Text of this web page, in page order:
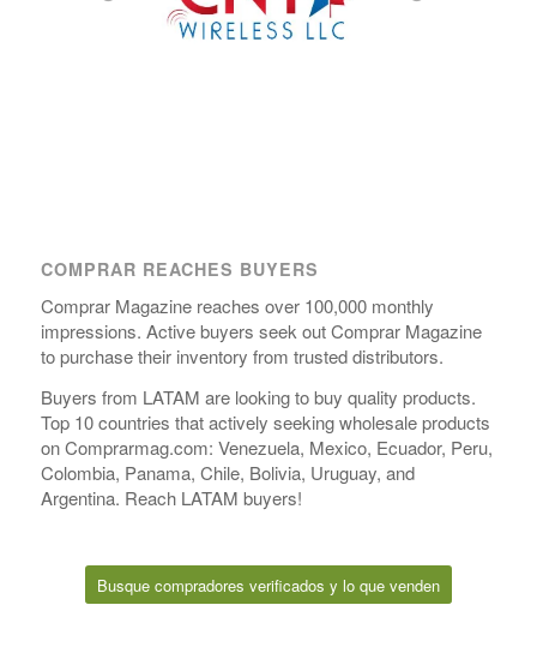
COMPRAR REACHES BUYERS
Comprar Magazine reaches over 100,000 monthly
impressions. Active buyers seek out Comprar Magazine
to purchase their inventory from trusted distributors.
Buyers from LATAM are looking to buy quality products.
Top 10 countries that actively seeking wholesale products
on Comprarmag.com: Venezuela, Mexico, Ecuador, Peru,
Colombia, Panama, Chile, Bolivia, Uruguay, and
Argentina. Reach LATAM buyers!
Busque compradores verificados y lo que venden